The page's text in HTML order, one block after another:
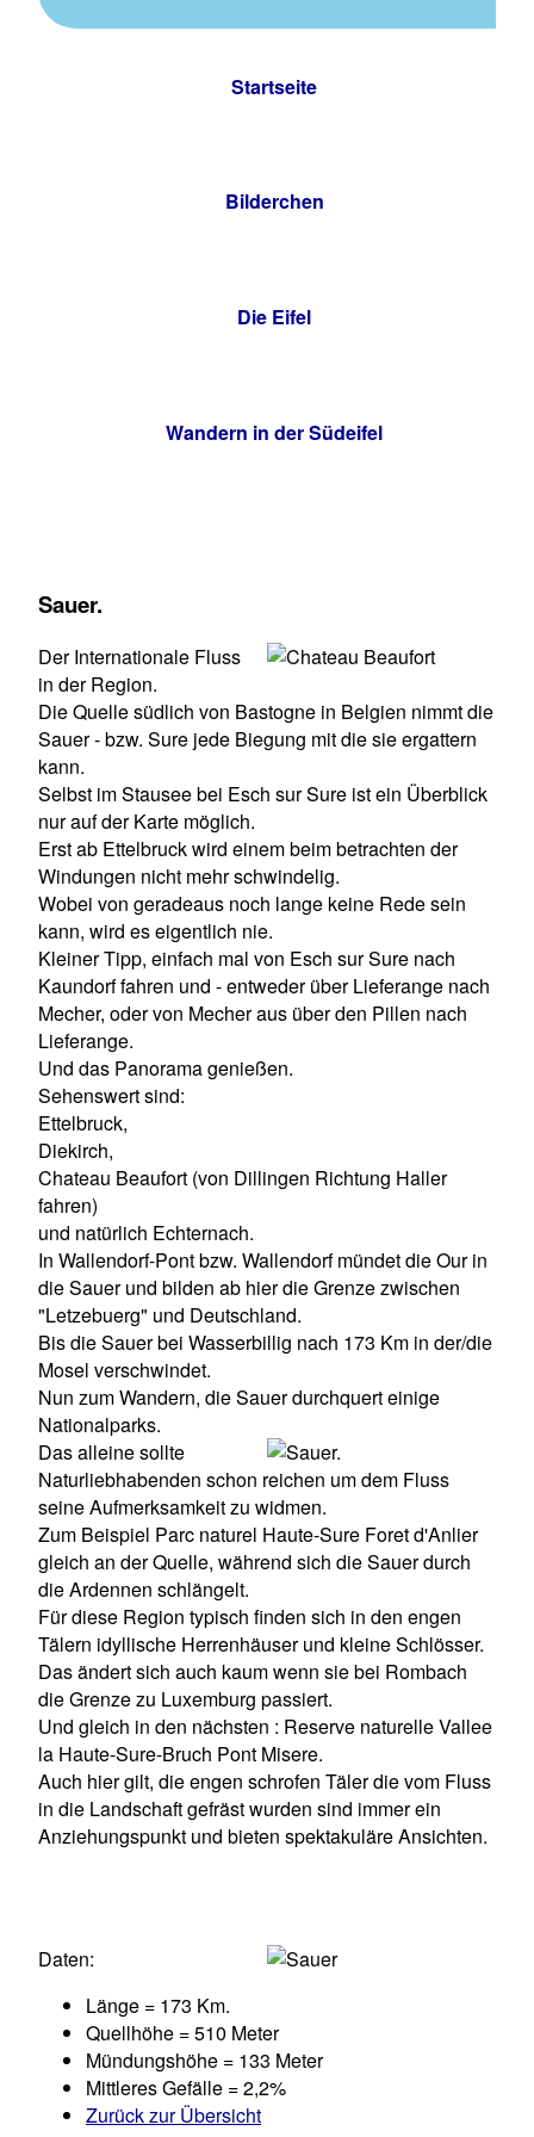
Startseite
Bilderchen
Die Eifel
Wandern in der Südeifel
Sauer.
Der Internationale Fluss
in der Region.
Die Quelle südlich von Bastogne in Belgien nimmt die
Sauer - bzw. Sure jede Biegung mit die sie ergattern
kann.
Selbst im Stausee bei Esch sur Sure ist ein Überblick
nur auf der Karte möglich.
Erst ab Ettelbruck wird einem beim betrachten der
Windungen nicht mehr schwindelig.
Wobei von geradeaus noch lange keine Rede sein
kann, wird es eigentlich nie.
Kleiner Tipp, einfach mal von Esch sur Sure nach
Kaundorf fahren und - entweder über Lieferange nach
Mecher, oder von Mecher aus über den Pillen nach
Lieferange.
Und das Panorama genießen.
Sehenswert sind:
Ettelbruck,
Diekirch,
Chateau Beaufort (von Dillingen Richtung Haller
fahren)
und natürlich Echternach.
In Wallendorf-Pont bzw. Wallendorf mündet die Our in
die Sauer und bilden ab hier die Grenze zwischen
"Letzebuerg" und Deutschland.
Bis die Sauer bei Wasserbillig nach 173 Km in der/die
Mosel verschwindet.
Nun zum Wandern, die Sauer durchquert einige
Nationalparks.
Das alleine sollte
Naturliebhabenden schon reichen um dem Fluss
seine Aufmerksamkeit zu widmen.
Zum Beispiel Parc naturel Haute-Sure Foret d'Anlier
gleich an der Quelle, während sich die Sauer durch
die Ardennen schlängelt.
Für diese Region typisch finden sich in den engen
Tälern idyllische Herrenhäuser und kleine Schlösser.
Das ändert sich auch kaum wenn sie bei Rombach
die Grenze zu Luxemburg passiert.
Und gleich in den nächsten : Reserve naturelle Vallee
la Haute-Sure-Bruch Pont Misere.
Auch hier gilt, die engen schrofen Täler die vom Fluss
in die Landschaft gefräst wurden sind immer ein
Anziehungspunkt und bieten spektakuläre Ansichten.
Daten:
Länge = 173 Km.
Quellhöhe = 510 Meter
Mündungshöhe = 133 Meter
Mittleres Gefälle = 2,2%
Zurück zur Übersicht